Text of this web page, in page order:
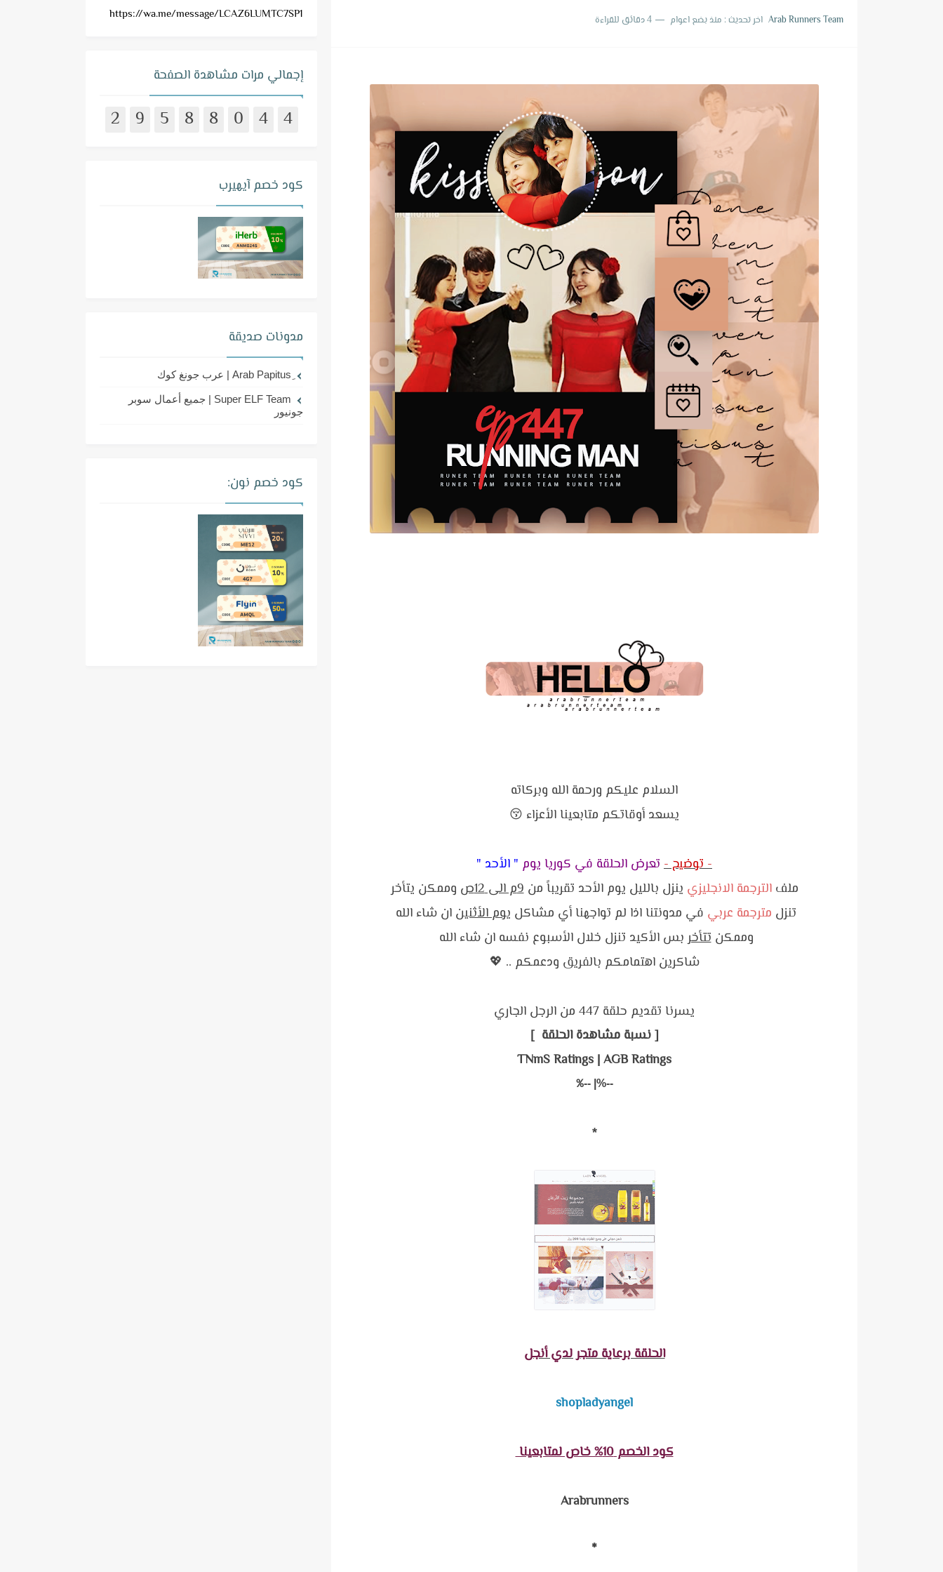
ترجمة حلقة 807 من برنامج الرجل الجاري
ترجمة حلقة 806 من برنامج الرجل الجاري
ترجمة حلقة 805 من برنامج الرجل الجاري
Arab Runners Team اخر تحديث : منذ بضع اعوام 4 دقائق للقراءة
السلام عليكم ورحمة الله وبركاته
يسعد أوقاتكم متابعينا الأعزاء 😚
- توضيح - تعرض الحلقة في كوريا يوم " الأحد "
ملفالترجمة الانجليزي ينزل بالليل يوم الأحد تقريباً من9م الى 12ص
وممكن يتأخر
تنزل مترجمة عربي في مدونتنا اذا لم تواجهنا أي مشاكل يوم الأثنين ان شاء الله
وممكنتتأخربس الأكيد تنزل خلال الأسبوع نفسه ان شاء الله
شاكرين اهتمامكم بالفريق ودعمكم .. 💖
يسرنا تقديم حلقة 447 من الرجل الجاري
[ نسبة مشاهدة الحلقة ]
TNmS Ratings | AGB Ratings
--
%| --
%
*
الحلقة برعاية متجر لدي أنجل
shopladyangel
كود الخصم 10% خاص لمتابعينا
Arabrunners
*
https://wa.me/message/LCAZ6LUMTC7SP1
إجمالي مرات مشاهدة الصفحة
2 9 5 8 8 0 4 4
كود خصم آيهيرب
مدونات صديقة
Super ELF Team | جميع أعمال سوبر
جونيور
كود خصم نون: